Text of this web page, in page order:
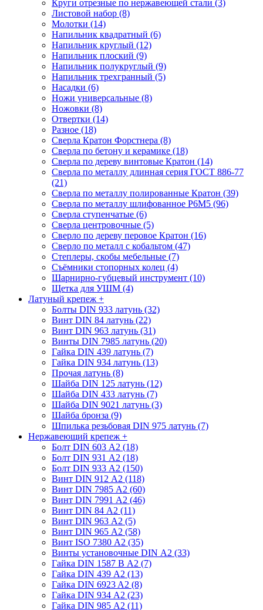
Круги отрезные по нержавеющей стали (3)
Листовой набор (8)
Молотки (14)
Напильник квадратный (6)
Напильник круглый (12)
Напильник плоский (9)
Напильник полукруглый (9)
Напильник трехгранный (5)
Насадки (6)
Ножи универсальные (8)
Ножовки (8)
Отвертки (14)
Разное (18)
Сверла Кратон Форстнера (8)
Сверла по бетону и керамике (18)
Сверла по дереву винтовые Кратон (14)
Сверла по металлу длинная серия ГОСТ 886-77
(21)
Сверла по металлу полированные Кратон (39)
Сверла по металлу шлифованное Р6М5 (96)
Сверла ступенчатые (6)
Сверла центровочные (5)
Сверло по дереву перовое Кратон (16)
Сверло по металл с кобальтом (47)
Степлеры, скобы мебельные (7)
Съёмники стопорных колец (4)
Шарнирно-губцевый инструмент (10)
Щетка для УШМ (4)
Латуный крепеж +
Болты DIN 933 латунь (32)
Винт DIN 84 латунь (22)
Винт DIN 963 латунь (31)
Винты DIN 7985 латунь (20)
Гайка DIN 439 латунь (7)
Гайка DIN 934 латунь (13)
Прочая латунь (8)
Шайба DIN 125 латунь (12)
Шайба DIN 433 латунь (7)
Шайба DIN 9021 латунь (3)
Шайба бронза (9)
Шпилька резьбовая DIN 975 латунь (7)
Нержавеющий крепеж +
Болт DIN 603 А2 (18)
Болт DIN 931 А2 (18)
Болт DIN 933 А2 (150)
Винт DIN 912 А2 (118)
Винт DIN 7985 А2 (60)
Винт DIN 7991 А2 (46)
Винт DIN 84 А2 (11)
Винт DIN 963 А2 (5)
Винт DIN 965 А2 (58)
Винт ISO 7380 А2 (35)
Винты установочные DIN А2 (33)
Гайка DIN 1587 В А2 (7)
Гайка DIN 439 А2 (13)
Гайка DIN 6923 A2 (8)
Гайка DIN 934 А2 (23)
Гайка DIN 985 А2 (11)